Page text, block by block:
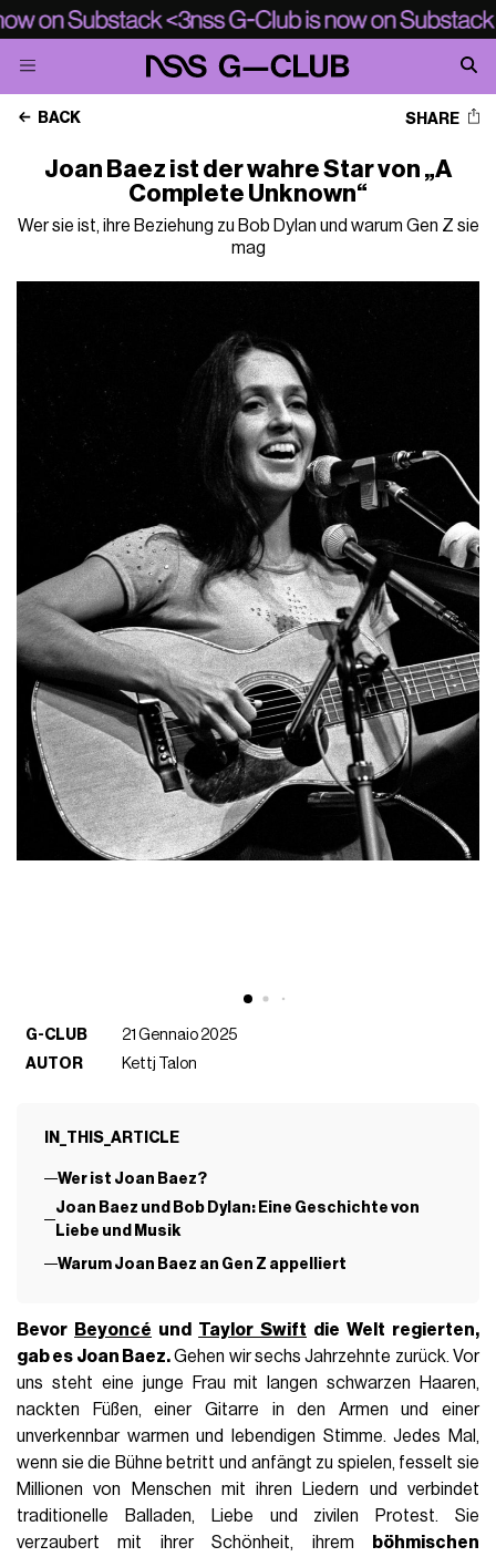
BACK SHARE
Joan Baez ist der wahre Star von „A
Complete Unknown“
Wer sie ist, ihre Beziehung zu Bob Dylan und warum Gen Z sie
mag
G-CLUB
21 Gennaio 2025
AUTOR
Kettj Talon
IN_THIS_ARTICLE
Wer ist Joan Baez?
Joan Baez und Bob Dylan: Eine Geschichte von
Liebe und Musik
Warum Joan Baez an Gen Z appelliert
Bevor Beyoncé und Taylor Swift die Welt regierten,
gab es Joan Baez.Gehen wir sechs Jahrzehnte zurück. Vor
uns steht eine junge Frau mit langen schwarzen Haaren,
nackten Füßen, einer Gitarre in den Armen und einer
unverkennbar warmen und lebendigen Stimme. Jedes Mal,
wenn sie die Bühne betritt und anfängt zu spielen, fesselt sie
Millionen von Menschen mit ihren Liedern und verbindet
traditionelle Balladen, Liebe und zivilen Protest. Sie
verzaubert mit ihrer Schönheit, ihrem
böhmischen